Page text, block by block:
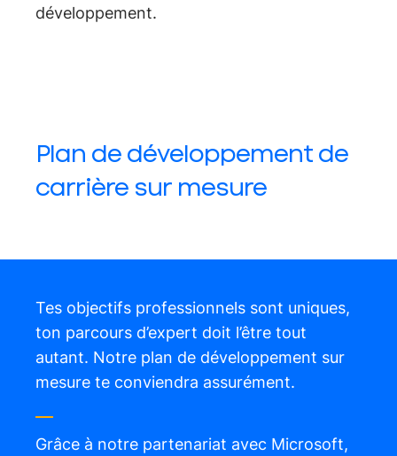
développement.
Plan de développement de
carrière sur mesure
Tes objectifs professionnels sont uniques,
ton parcours d’expert doit l’être tout
autant. Notre plan de développement sur
mesure te conviendra assurément.
Grâce à notre partenariat avec Microsoft,